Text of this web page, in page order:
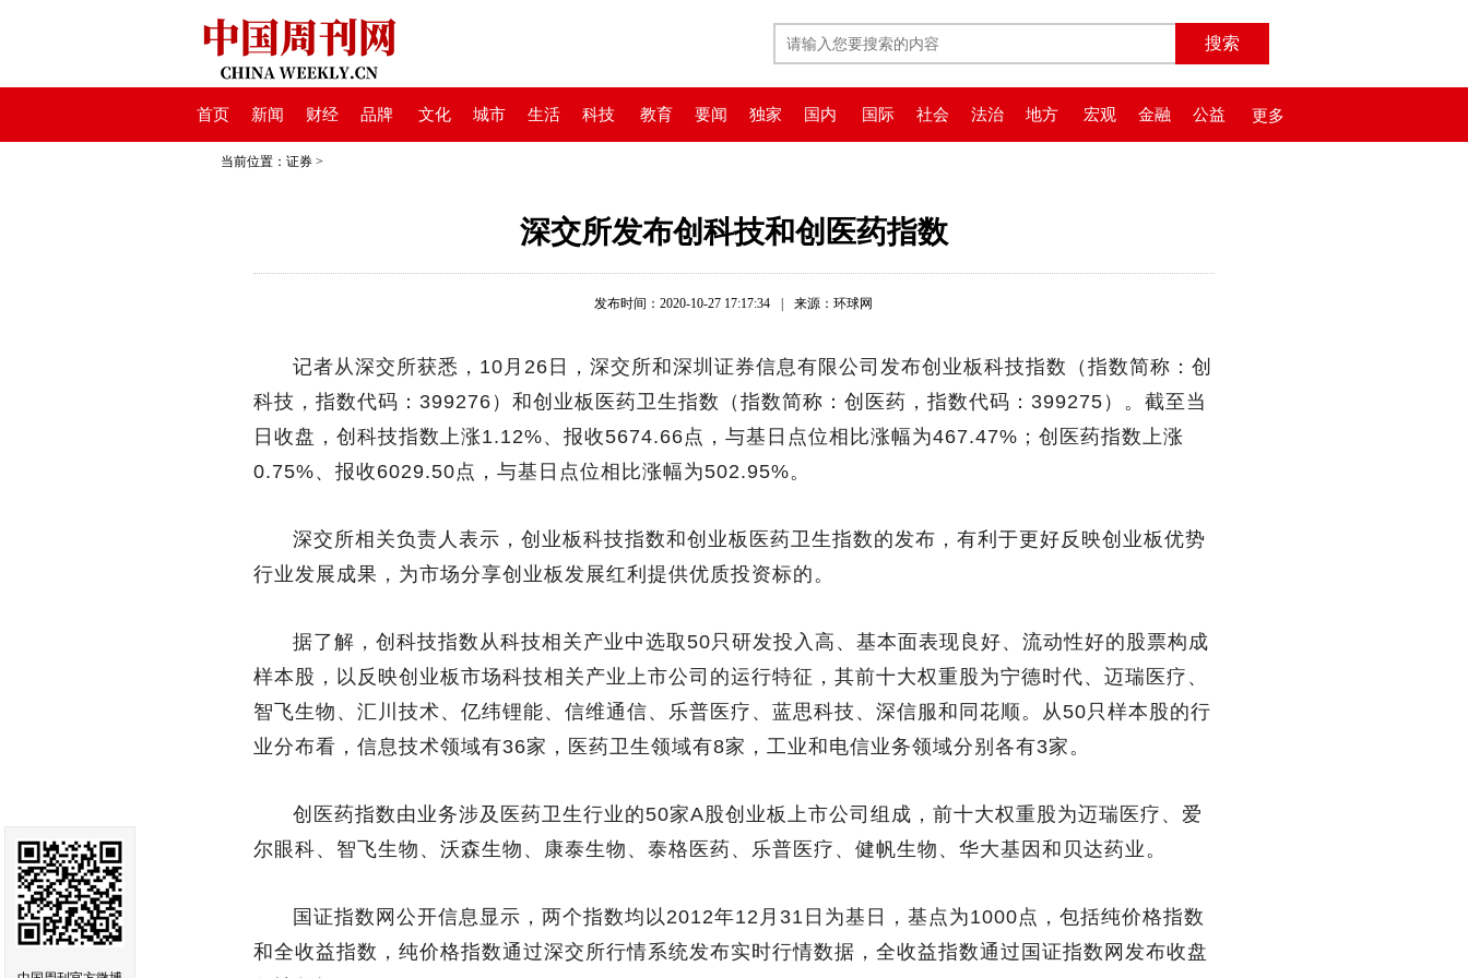
首页 新闻 财经 品牌 文化 城市 生活 科技 教育 要闻 独家 国内 国际 社会 法治 地方 宏观 金融 公益 更多
当前位置： 证券 >
深交所发布创科技和创医药指数
发布时间：2020-10-27 17:17:34 来源：环球网
记者从深交所获悉，10月26日，深交所和深圳证券信息有限公司发布创业板科技指数（指数简称：创
科技，指数代码：399276）和创业板医药卫生指数（指数简称：创医药，指数代码：399275）。截至当
日收盘，创科技指数上涨1.12%、报收5674.66点，与基日点位相比涨幅为467.47%；创医药指数上涨
0.75%、报收6029.50点，与基日点位相比涨幅为502.95%。
深交所相关负责人表示，创业板科技指数和创业板医药卫生指数的发布，有利于更好反映创业板优势
行业发展成果，为市场分享创业板发展红利提供优质投资标的。
据了解，创科技指数从科技相关产业中选取50只研发投入高、基本面表现良好、流动性好的股票构成
样本股，以反映创业板市场科技相关产业上市公司的运行特征，其前十大权重股为宁德时代、迈瑞医疗、
智飞生物、汇川技术、亿纬锂能、信维通信、乐普医疗、蓝思科技、深信服和同花顺。从50只样本股的行
业分布看，信息技术领域有36家，医药卫生领域有8家，工业和电信业务领域分别各有3家。
创医药指数由业务涉及医药卫生行业的50家A股创业板上市公司组成，前十大权重股为迈瑞医疗、爱
尔眼科、智飞生物、沃森生物、康泰生物、泰格医药、乐普医疗、健帆生物、华大基因和贝达药业。
国证指数网公开信息显示，两个指数均以2012年12月31日为基日，基点为1000点，包括纯价格指数
和全收益指数，纯价格指数通过深交所行情系统发布实时行情数据，全收益指数通过国证指数网发布收盘